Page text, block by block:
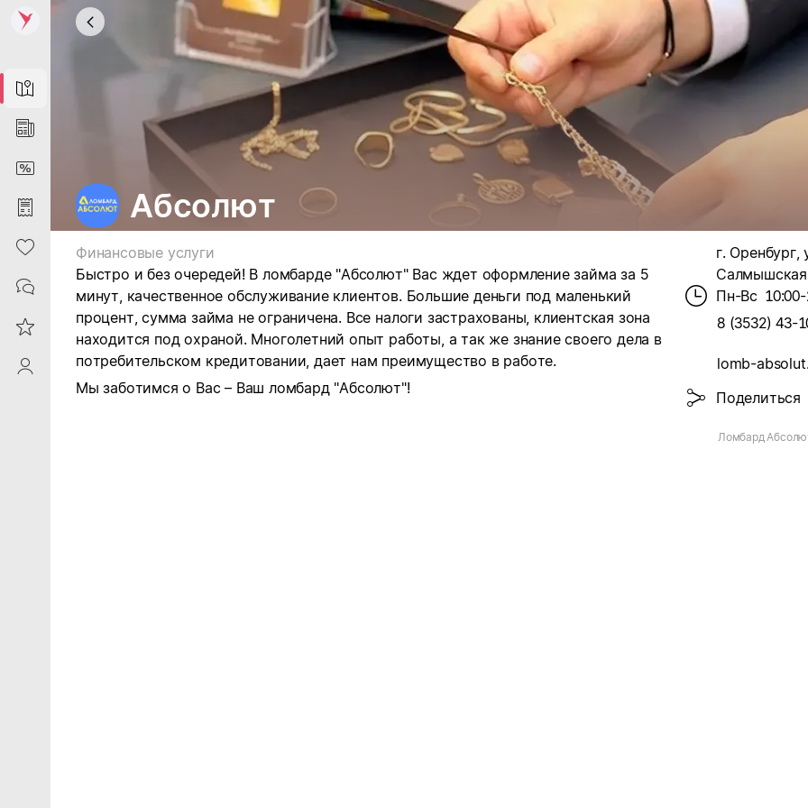
Map
News
DiscountCard
Purchases
Heart
Contacts
Reviews
ProfileSaby
Абсолют
Финансовые услуги
Быстро и без очередей! В ломбарде "Абсолют" Вас ждет оформление займа за 5
минут, качественное обслуживание клиентов. Большие деньги под маленький
процент, сумма займа не ограничена. Все налоги застрахованы, клиентская зона
находится под охраной. Многолетний опыт работы, а так же знание своего дела в
потребительском кредитовании, дает нам преимущество в работе.
Мы заботимся о Вас – Ваш ломбард "Абсолют"!
г. Оренбург,
Пн-Вс
8 (3532) 43-
lomb-
Поделиться
Ломбард